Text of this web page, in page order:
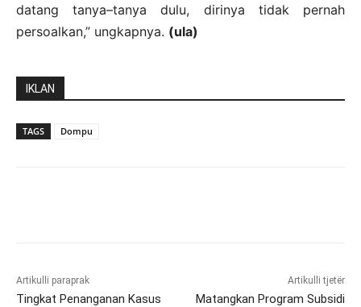
datang tanya–tanya dulu, dirinya tidak pernah
persoalkan,” ungkapnya. (ula)
IKLAN
TAGS Dompu
Artikulli paraprak
Tingkat Penanganan Kasus
Artikulli tjetër
Matangkan Program Subsidi